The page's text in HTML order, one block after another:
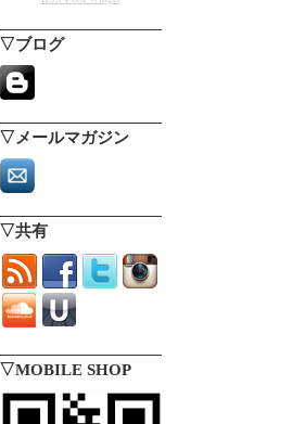
▽ブログ
▽メールマガジン
▽共有
▽MOBILE SHOP